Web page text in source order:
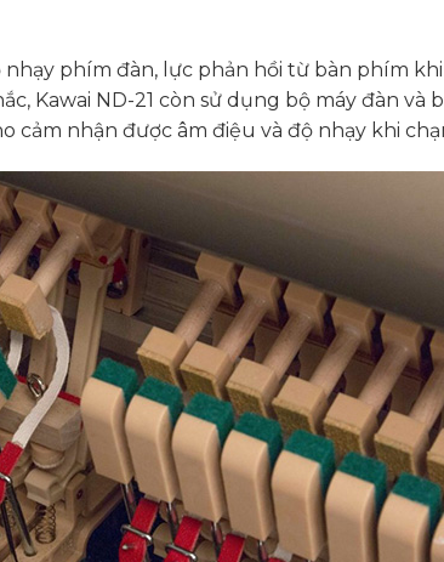
phím đàn, lực phản hồi từ bàn phím
Kawai ND-21 còn sử dụng bộ máy đàn
nhận được âm điệu và độ nhạy khi